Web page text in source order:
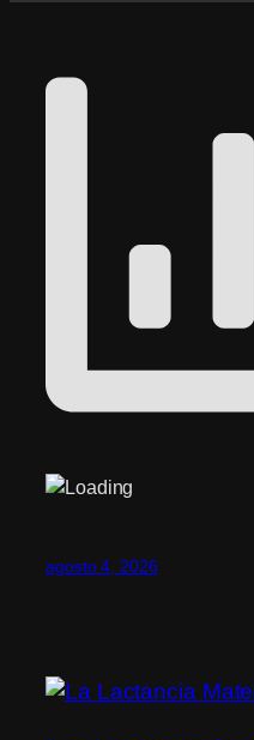
agosto 4, 2026